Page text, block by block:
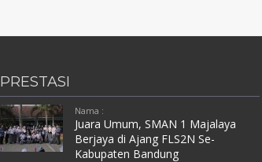
PRESTASI
Nama :
Juara Umum, SMAN 1 Majalaya
Berjaya di Ajang FLS2N Se-
Kabupaten Bandung